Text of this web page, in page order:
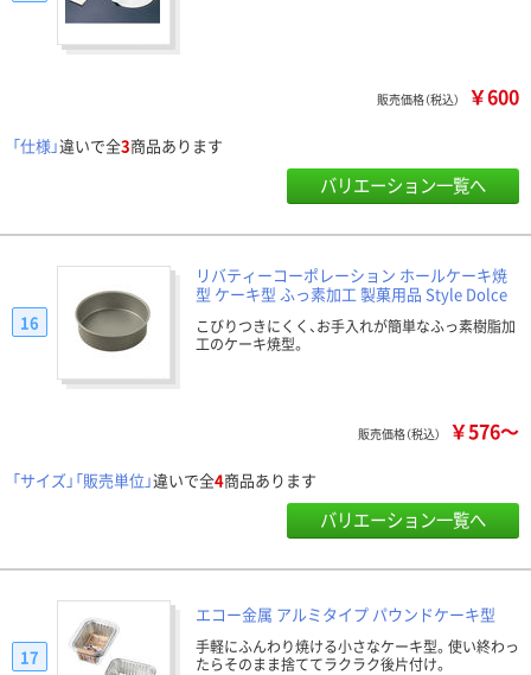
販売価格（税込） ￥600
「仕様」違いで全3商品あります
バリエーション一覧へ
リバティーコーポレーション ホールケーキ焼
型 ケーキ型 ふっ素加工 製菓用品 Style Dolce
こびりつきにくく、お手入れが簡単なふっ素樹脂加
工のケーキ焼型。
16
販売価格（税込） ￥576～
「サイズ」「販売単位」違いで全4商品あります
バリエーション一覧へ
エコー金属 アルミタイプ パウンドケーキ型
手軽にふんわり焼ける小さなケーキ型。使い終わっ
たらそのまま捨ててラクラク後片付け。
17